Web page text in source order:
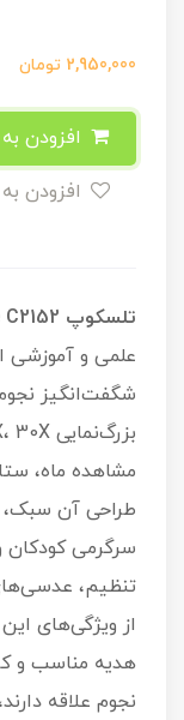
2,950,000 تومان
تلسکوپ Accidense Universe C2152
علمی و آموزشی
شگفت‌انگیز
مشاهده ماه،
طراحی آن سبک،
سرگرمی کودکان
تنظیم،
از ویژگی‌های
هدیه مناسب و
نجوم علاقه